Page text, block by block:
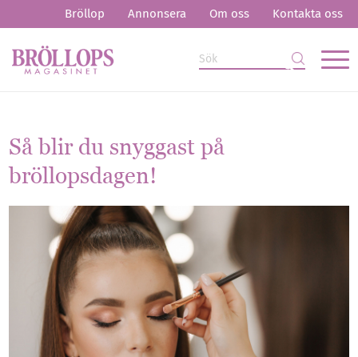
Bröllop Annonsera Om oss Kontakta oss
Så blir du snyggast på
bröllopsdagen!